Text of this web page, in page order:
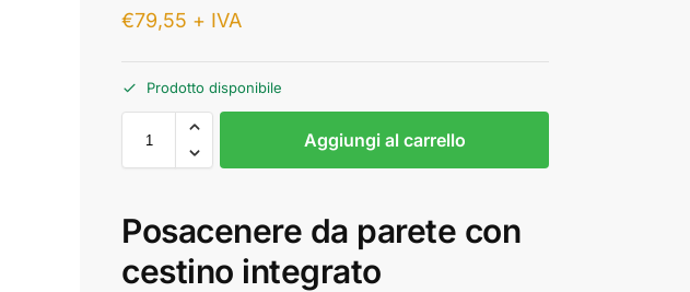
€79,55 + IVA
Prodotto disponibile
Aggiungi al carrello
Posacenere da parete con
cestino integrato